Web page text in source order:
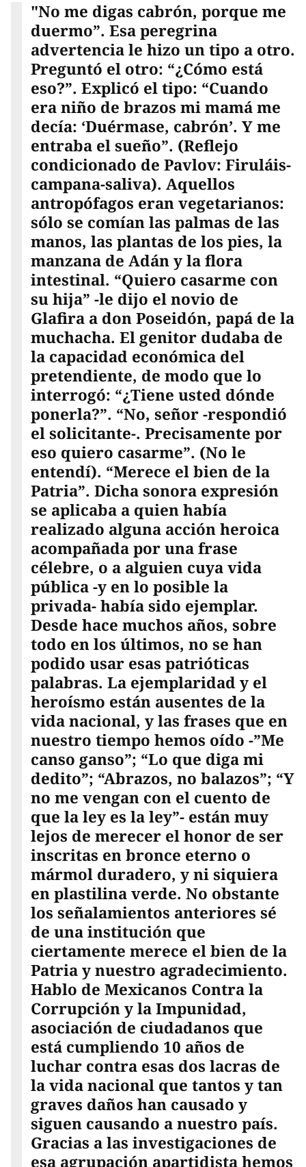
"No me digas cabrón, porque me
duermo”. Esa peregrina
advertencia le hizo un tipo a otro.
Preguntó el otro: “¿Cómo está
eso?”. Explicó el tipo: “Cuando
era niño de brazos mi mamá me
decía: ‘Duérmase, cabrón’. Y me
entraba el sueño”. (Reflejo
condicionado de Pavlov: Firuláis-
campana-saliva). Aquellos
antropófagos eran vegetarianos:
sólo se comían las palmas de las
manos, las plantas de los pies, la
manzana de Adán y la flora
intestinal. “Quiero casarme con
su hija” -le dijo el novio de
Glafira a don Poseidón, papá de la
muchacha. El genitor dudaba de
la capacidad económica del
pretendiente, de modo que lo
interrogó: “¿Tiene usted dónde
ponerla?”. “No, señor -respondió
el solicitante-. Precisamente por
eso quiero casarme”. (No le
entendí). “Merece el bien de la
Patria”. Dicha sonora expresión
se aplicaba a quien había
realizado alguna acción heroica
acompañada por una frase
célebre, o a alguien cuya vida
pública -y en lo posible la
privada- había sido ejemplar.
Desde hace muchos años, sobre
todo en los últimos, no se han
podido usar esas patrióticas
palabras. La ejemplaridad y el
heroísmo están ausentes de la
vida nacional, y las frases que en
nuestro tiempo hemos oído -”Me
canso ganso”; “Lo que diga mi
dedito”; “Abrazos, no balazos”; “Y
no me vengan con el cuento de
que la ley es la ley”- están muy
lejos de merecer el honor de ser
inscritas en bronce eterno o
mármol duradero, y ni siquiera
en plastilina verde. No obstante
los señalamientos anteriores sé
de una institución que
ciertamente merece el bien de la
Patria y nuestro agradecimiento.
Hablo de Mexicanos Contra la
Corrupción y la Impunidad,
asociación de ciudadanos que
está cumpliendo 10 años de
luchar contra esas dos lacras de
la vida nacional que tantos y tan
graves daños han causado y
siguen causando a nuestro país.
Gracias a las investigaciones de
esa agrupación apartidista hemos